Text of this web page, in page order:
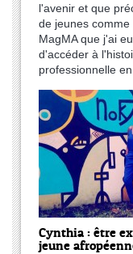
l'avenir et que
de jeunes
MagMA que j'ai
d'accéder à
professionnelle
Cynthia : être
jeune